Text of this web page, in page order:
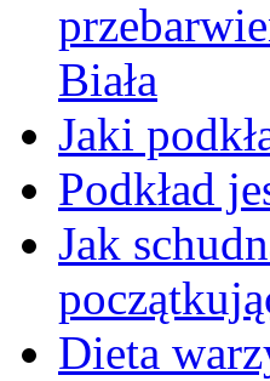
Biała
Jaki
Podkład
Jak
Dieta